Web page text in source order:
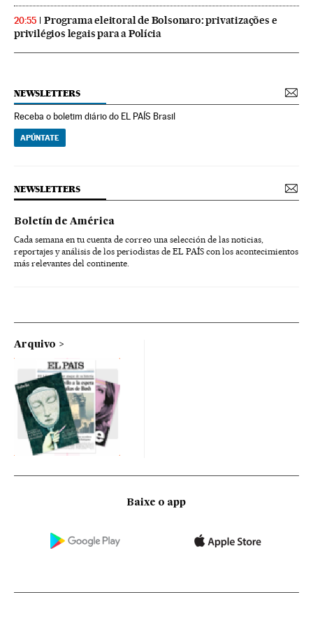
20:55
Programa eleitoral de Bolsonaro: privatizações e
privilégios legais para a Polícia
NEWSLETTERS
Receba o boletim diário do EL PAÍS Brasil
APÚNTATE
NEWSLETTERS
Boletín de América
Cada semana en tu cuenta de correo una selección de las noticias,
reportajes y análisis de los periodistas de EL PAÍS con los acontecimientos
más relevantes del continente.
Arquivo
Baixe o app